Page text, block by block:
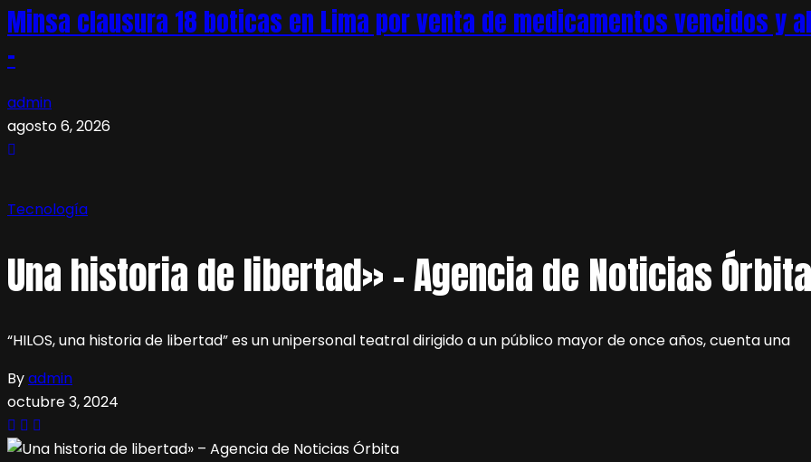
Minsa clausura 18 boticas en Lima por venta de medicamentos vencidos y
–
admin
agosto 6, 2026
Tecnología
Una historia de libertad» – Agencia de Noticias Órbita
“HILOS, una historia de libertad” es un unipersonal teatral dirigido a un público mayor de once años, cuenta una
Byadmin
octubre 3, 2024